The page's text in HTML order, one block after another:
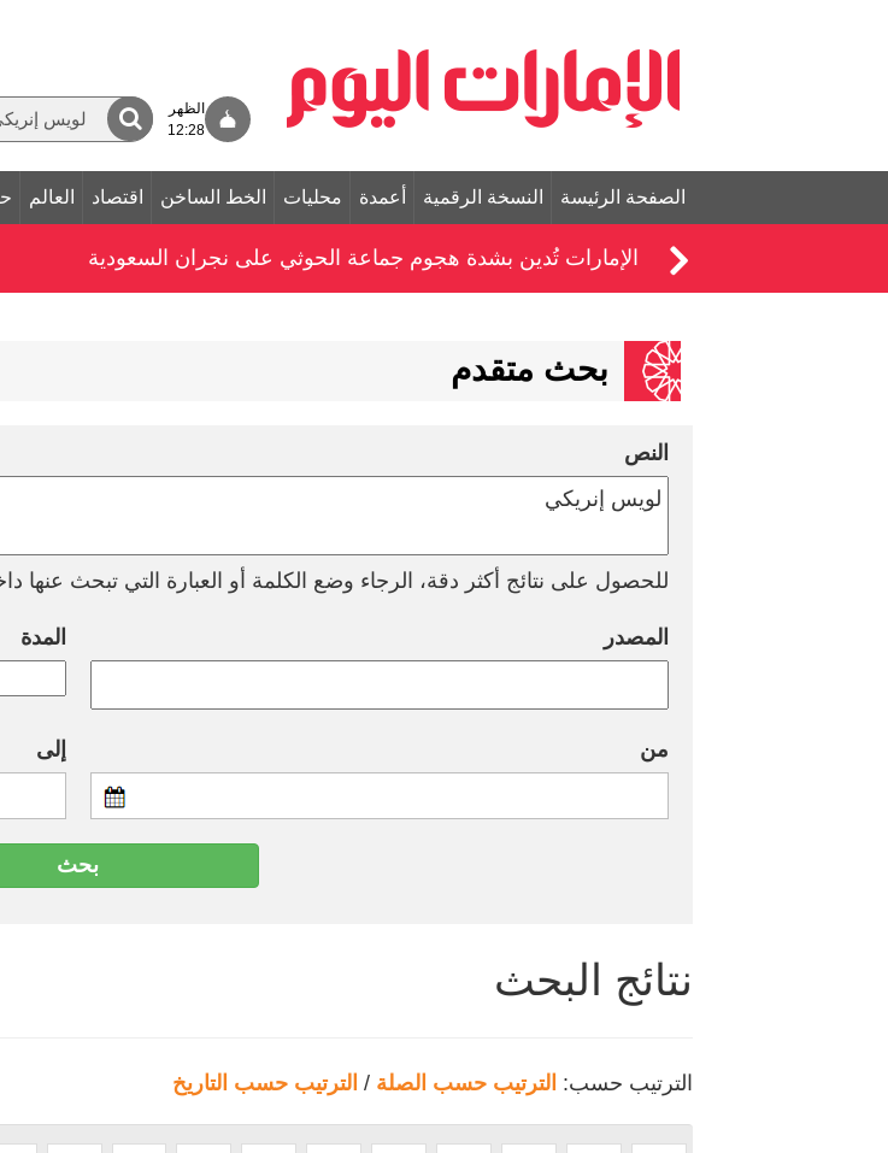
الظهر
12:28
الصفحة الرئيسة النسخة الرقمية أعمدة محليات الخط الساخن اقتصاد العالم
الإمارات تُدين بشدة هجوم جماعة الحوثي على نجران السعودية
بحث متقدم
النص
للحصول على نتائج أكثر دقة، الرجاء وضع الكلمة أو العبارة التي تبحث عنها
المصدر المدة
من إلى
نتائج البحث
الترتيب حسب: الترتيب حسب الصلة / الترتيب حسب التاريخ